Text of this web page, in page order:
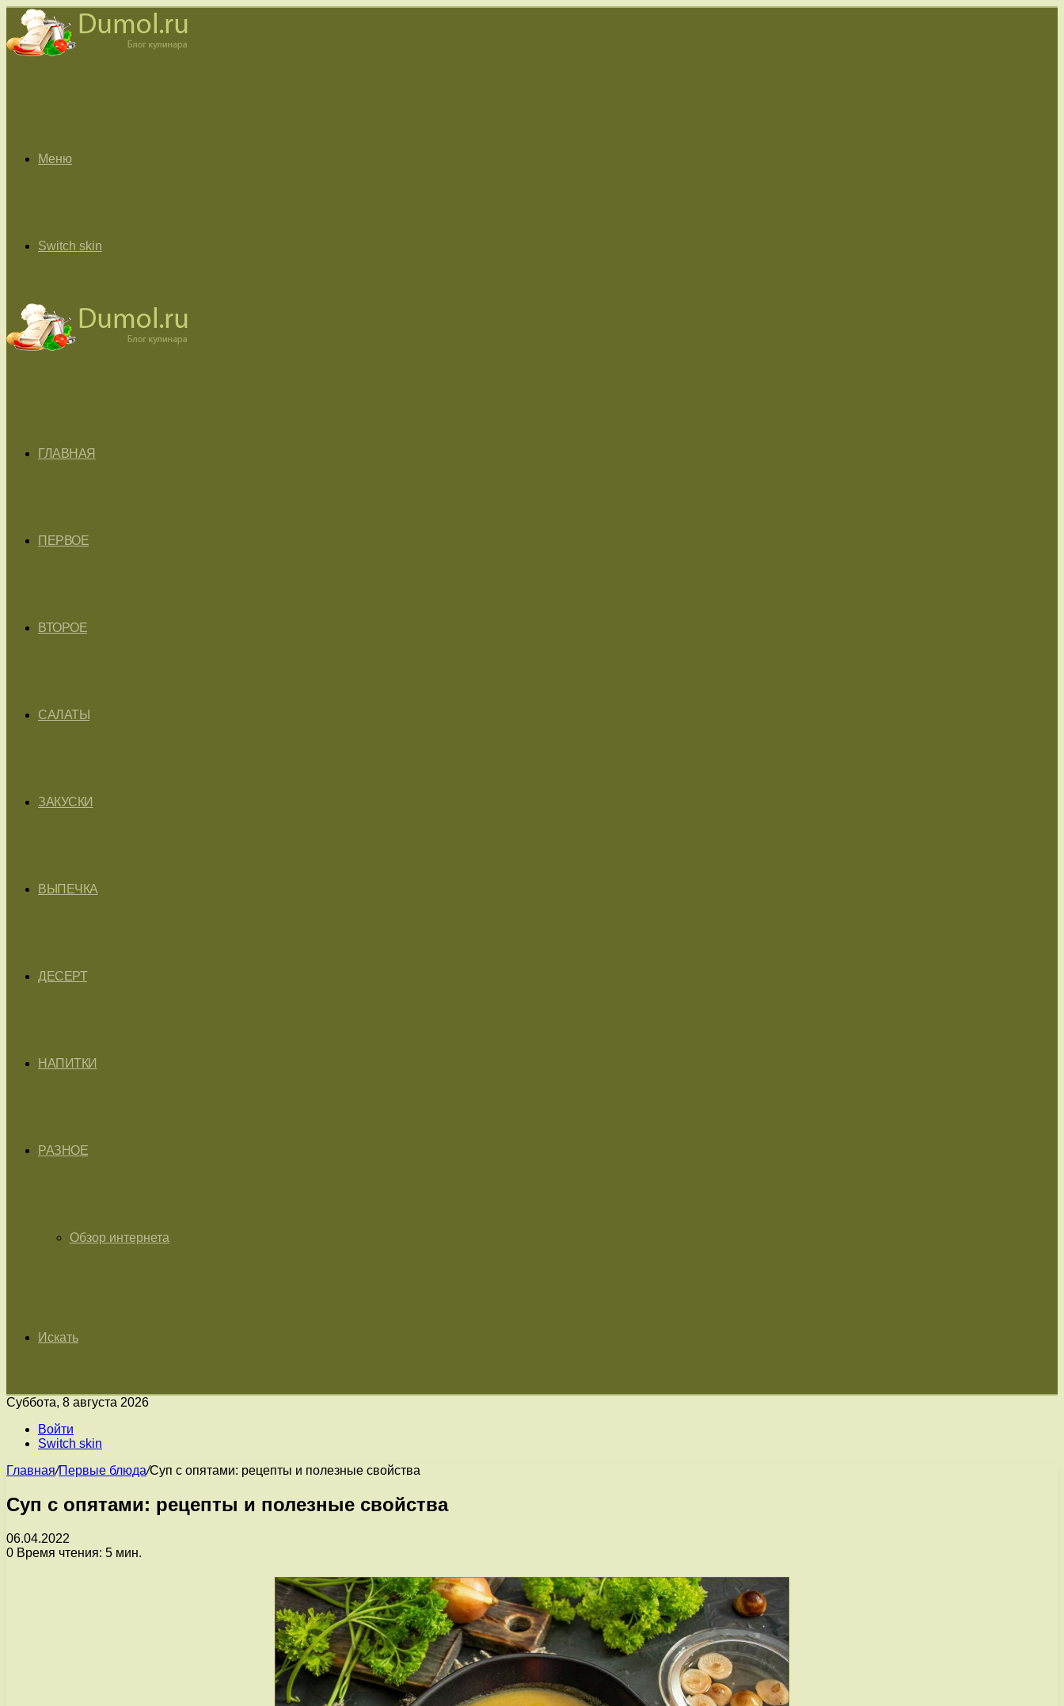
Меню
Switch skin
ГЛАВНАЯ
ПЕРВОЕ
ВТОРОЕ
САЛАТЫ
ЗАКУСКИ
ВЫПЕЧКА
ДЕСЕРТ
НАПИТКИ
РАЗНОЕ
Обзор интернета
Искать
Суббота, 8 августа 2026
Войти
Switch skin
Главная/Первые блюда/Суп с опятами: рецепты и полезные свойства
Суп с опятами: рецепты и полезные свойства
06.04.2022
0 Время чтения: 5 мин.